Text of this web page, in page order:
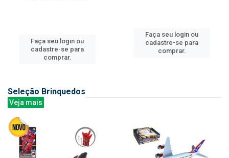
Faça seu login ou
cadastre-se para
comprar.
Faça seu login ou
cadastre-se para
comprar.
Seleção Brinquedos
Veja mais